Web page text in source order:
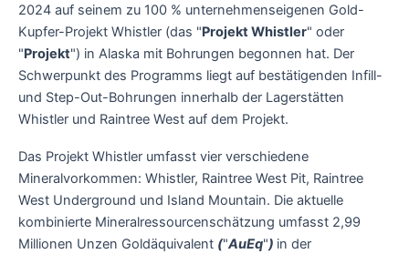
2024 auf seinem zu 100 % unternehmenseigenen Gold-
Kupfer-Projekt Whistler (das "Projekt Whistler" oder
"Projekt") in Alaska mit Bohrungen begonnen hat. Der
Schwerpunkt des Programms liegt auf bestätigenden Infill-
und Step-Out-Bohrungen innerhalb der Lagerstätten
Whistler und Raintree West auf dem Projekt.
Das Projekt Whistler umfasst vier verschiedene
Mineralvorkommen: Whistler, Raintree West Pit, Raintree
West Underground und Island Mountain. Die aktuelle
kombinierte Mineralressourcenschätzung umfasst 2,99
Millionen Unzen Goldäquivalent ("AuEq") in der